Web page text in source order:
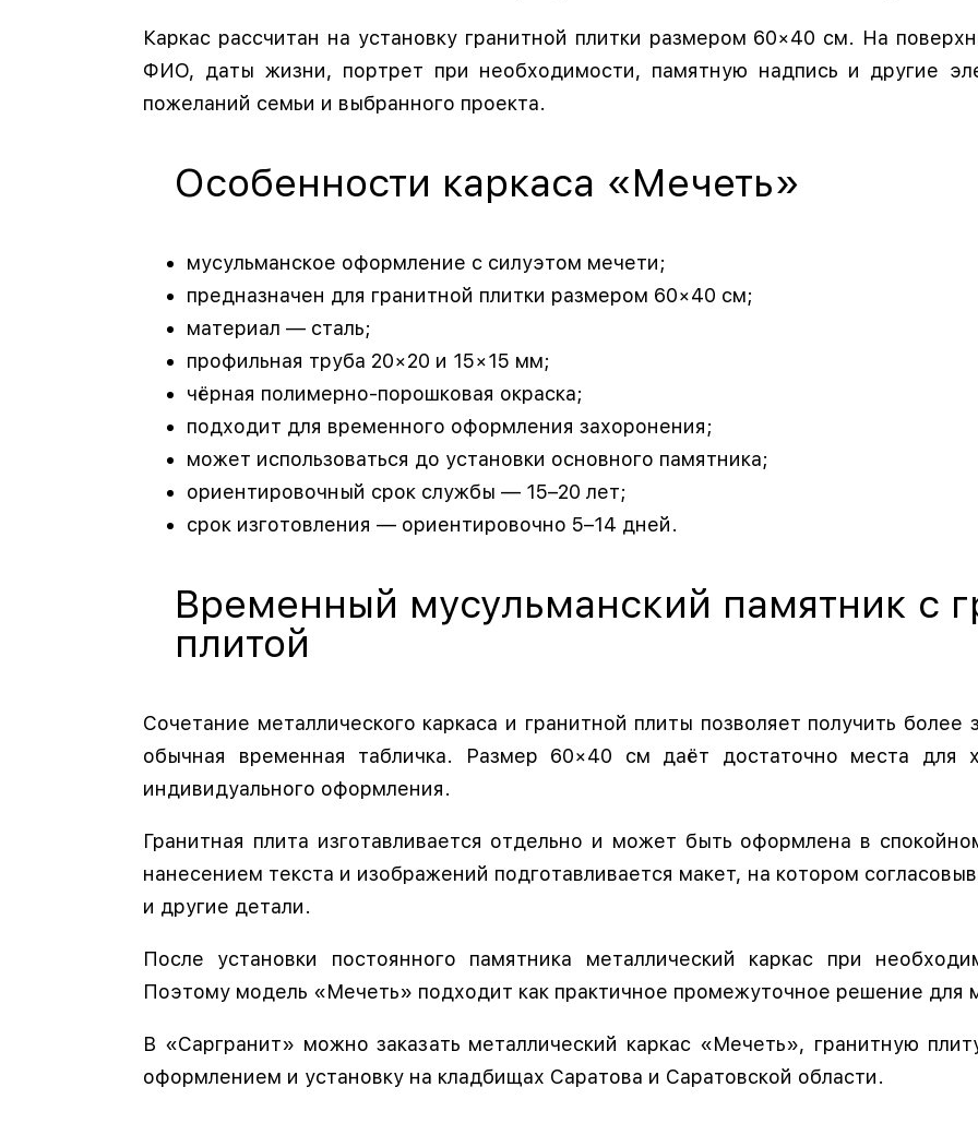
Каркас рассчитан на установку гранитной плитки размером 60×40 см. На
ФИО, даты жизни, портрет при необходимости, памятную надпись и другие
пожеланий семьи и выбранного проекта.
Особенности каркаса «Мечеть»
мусульманское оформление с силуэтом мечети;
предназначен для гранитной плитки размером 60×40 см;
материал — сталь;
профильная труба 20×20 и 15×15 мм;
чёрная полимерно-порошковая окраска;
подходит для временного оформления захоронения;
может использоваться до установки основного памятника;
ориентировочный срок службы — 15–20 лет;
срок изготовления — ориентировочно 5–14 дней.
Временный мусульманский памятник с
плитой
Сочетание металлического каркаса и гранитной плиты позволяет получить
обычная временная табличка. Размер 60×40 см даёт достаточно места для
индивидуального оформления.
Гранитная плита изготавливается отдельно и может быть оформлена в
нанесением текста и изображений подготавливается макет, на котором
и другие детали.
После установки постоянного памятника металлический каркас при
Поэтому модель «Мечеть» подходит как практичное промежуточное решение для
В «Саргранит» можно заказать металлический каркас «Мечеть», гранитную
оформлением и установку на кладбищах Саратова и Саратовской области.